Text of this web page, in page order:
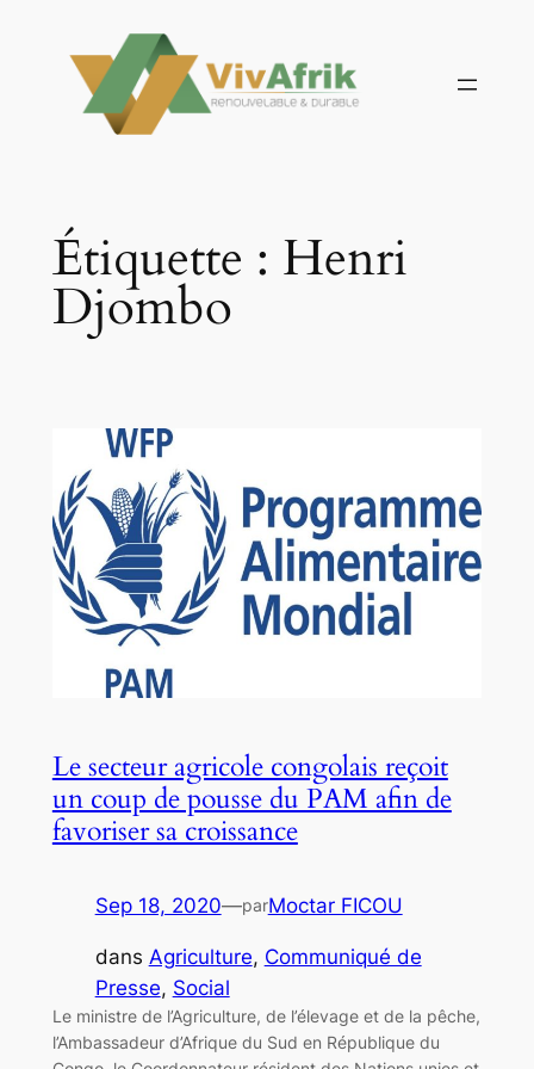
contenu
Étiquette : Henri
Djombo
Le secteur agricole congolais reçoit
un coup de pousse du PAM afin de
favoriser sa croissance
Sep 18, 2020—parMoctar FICOU
dans Agriculture, Communiqué de
Presse, Social
Le ministre de l’Agriculture, de l’élevage et de la pêche,
l’Ambassadeur d’Afrique du Sud en République du